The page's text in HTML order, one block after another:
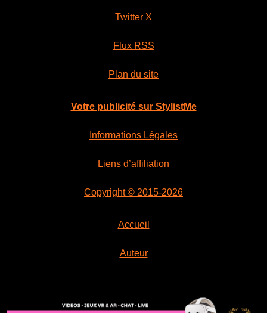
Twitter X
Flux RSS
Plan du site
Votre publicité sur StylistMe
Informations Légales
Liens d’affiliation
Copyright © 2015-2026
Accueil
Auteur